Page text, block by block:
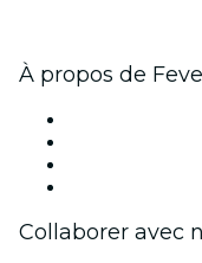
À propos de
Collaborer avec